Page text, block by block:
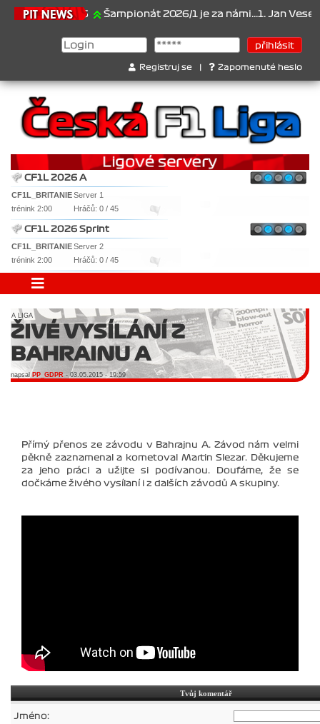
Šampionát 2026/1 je za námi...1. Jan Veselý , 2.
Registruj se Zapomenuté heslo
CF1L 2026 A
CF1L_BRITANIEServer 1
trénink 2:00
Hráčů: 0 / 45
CF1L 2026 Sprint
CF1L_BRITANIEServer 2
trénink 2:00
Hráčů: 0 / 45
A LIGA
ŽIVÉ VYSÍLÁNÍ Z
BAHRAINU A
napsal PP_GDPR - 03.05.2015 - 19:59
Přímý přenos ze závodu v Bahrajnu A. Závod nám velmi
pěkně zaznamenal a kometoval Martin Slezar. Děkujeme
za jeho práci a užijte si podívanou. Doufáme, že se
dočkáme živého vysílaní i z dalších závodů A skupiny.
Tvůj komentář
Jméno: